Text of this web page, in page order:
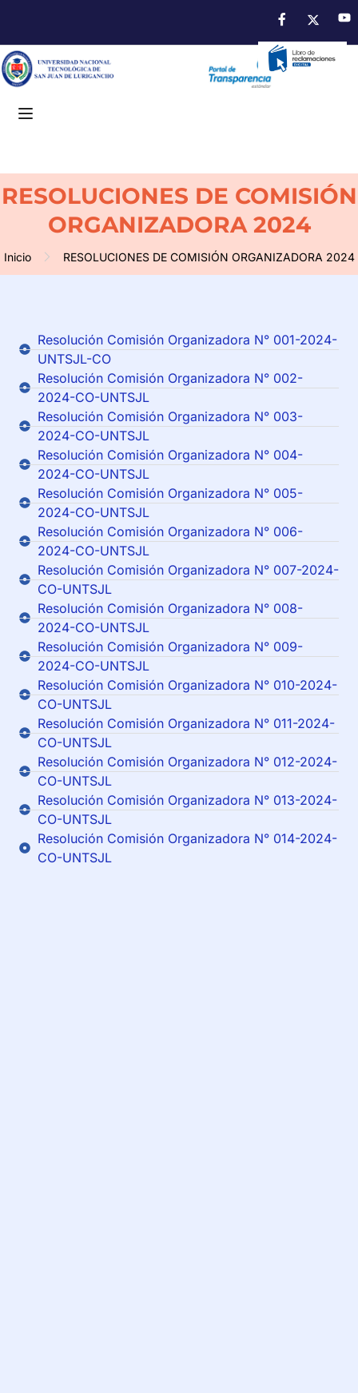
RESOLUCIONES DE COMISIÓN
ORGANIZADORA 2024
Inicio RESOLUCIONES DE COMISIÓN ORGANIZADORA 2024
Resolución Comisión Organizadora N° 001-2024-
UNTSJL-CO
Resolución Comisión Organizadora N° 002-
2024-CO-UNTSJL
Resolución Comisión Organizadora N° 003-
2024-CO-UNTSJL
Resolución Comisión Organizadora N° 004-
2024-CO-UNTSJL
Resolución Comisión Organizadora N° 005-
2024-CO-UNTSJL
Resolución Comisión Organizadora N° 006-
2024-CO-UNTSJL
Resolución Comisión Organizadora N° 007-2024-
CO-UNTSJL
Resolución Comisión Organizadora N° 008-
2024-CO-UNTSJL
Resolución Comisión Organizadora N° 009-
2024-CO-UNTSJL
Resolución Comisión Organizadora N° 010-2024-
CO-UNTSJL
Resolución Comisión Organizadora N° 011-2024-
CO-UNTSJL
Resolución Comisión Organizadora N° 012-2024-
CO-UNTSJL
Resolución Comisión Organizadora N° 013-2024-
CO-UNTSJL
Resolución Comisión Organizadora N° 014-2024-
CO-UNTSJL